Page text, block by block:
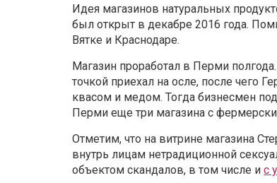
Идея магазинов натуральных
был открыт в декабре 2016 года.
Вятке и Краснодаре.
Магазин проработал в Перми
точкой приехал на осле, после чего
квасом и медом. Тогда бизнесмен
Перми еще три магазина с
Отметим, что на витрине магазина
внутрь лицам нетрадиционной
объектом скандалов, в том числе и с